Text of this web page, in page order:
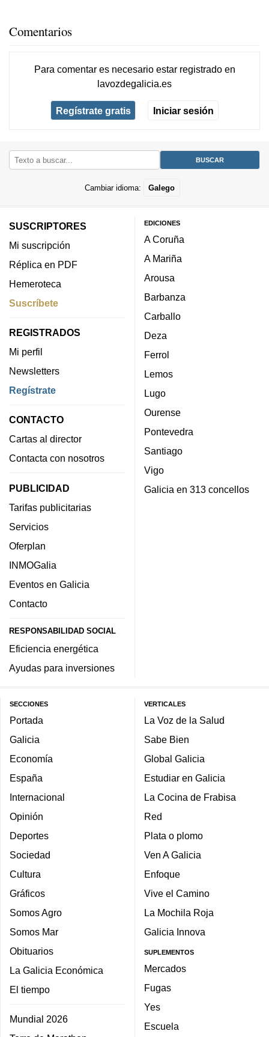
Comentarios
Para comentar es necesario estar registradoen
lavozdegalicia.es
Regístrate gratis Iniciar sesión
Cambiar idioma: Galego
SUSCRIPTORES
Mi suscripción
Réplica en PDF
Hemeroteca
Suscríbete
REGISTRADOS
Mi perfil
Newsletters
Regístrate
CONTACTO
Cartas al director
Contacta con nosotros
PUBLICIDAD
Tarifas publicitarias
Servicios
Oferplan
INMOGalia
Eventos en Galicia
Contacto
RESPONSABILIDAD SOCIAL
Eficiencia energética
Ayudas para inversiones
EDICIONES
A Coruña
A Mariña
Arousa
Barbanza
Carballo
Deza
Ferrol
Lemos
Lugo
Ourense
Pontevedra
Santiago
Vigo
Galicia en 313 concellos
SECCIONES
Portada
Galicia
Economía
España
Internacional
Opinión
Deportes
Sociedad
Cultura
Gráficos
Somos Agro
Somos Mar
Obituarios
La Galicia Económica
El tiempo
Mundial 2026
VERTICALES
La Voz de la Salud
Sabe Bien
Global Galicia
Estudiar en Galicia
La Cocina de Frabisa
Red
Plata o plomo
Ven A Galicia
Enfoque
Vive el Camino
La Mochila Roja
Galicia Innova
SUPLEMENTOS
Mercados
Fugas
Yes
Escuela